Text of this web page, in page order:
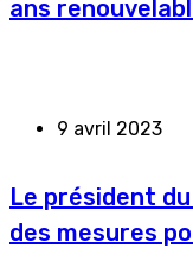
ans
9 avril 2023
Le président
des mesures